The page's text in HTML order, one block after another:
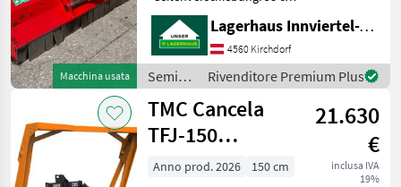
Macchina usata
+Anzahl der Keilriemen: 5
Stück +Anzahl der Schlegel
(Hammerschlegel): 26 Stück
+Empfohlene Traktorleis
Lagerhaus Innviertel-Traunviertel-Urfahr eGen, Kirchdorf
4560 Kirchdorf
Semina
e cura /
Tehnos
Rivenditore Premium Plus
TMC Cancela
TFJ-150
Forstmulcher für
21.630
€
inclusa IVA
19%
Anno prod. 2026
150 cm